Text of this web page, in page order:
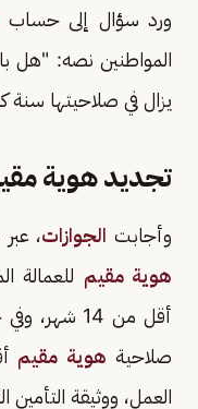
ورد سؤال إلى حساب
المواطنين نصه: "هل
يزال في صلاحيتها سنة
تجديد هوية
وأجابت الجوازات،
هوية مقيم للعمالة
أقل من 14
صلاحيةهوية مقيم
العمل، ووثيقة